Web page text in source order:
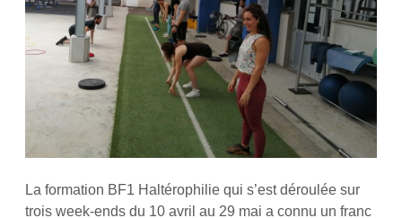
La formation BF1 Haltérophilie qui s’est déroulée sur
trois week-ends du 10 avril au 29 mai a connu un franc